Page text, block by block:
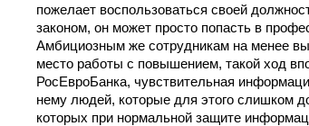
пожелает воспользоваться своей
законом, он может просто попасть в
Амбициозным же сотрудникам на менее
место работы с повышением, такой ход
РосЕвроБанка, чувствительная
нему людей, которые для этого слишком
которых при нормальной защите